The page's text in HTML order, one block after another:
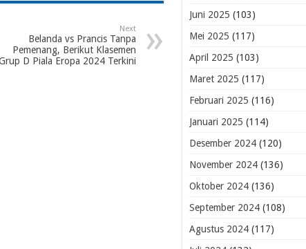
Next
Belanda vs Prancis Tanpa
Pemenang, Berikut Klasemen
D Piala Eropa 2024 Terkini
Juni 2025 (103)
Mei 2025 (117)
April 2025 (103)
Maret 2025 (117)
Februari 2025 (116)
Januari 2025 (114)
Desember 2024(120)
November 2024(136)
Oktober 2024(136)
September 2024(108)
Agustus 2024(117)